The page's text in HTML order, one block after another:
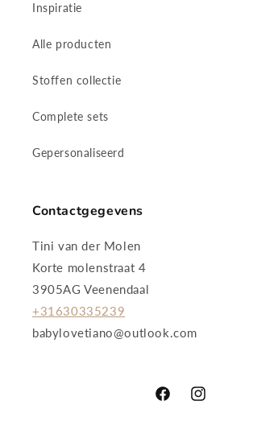
Inspiratie
Alle producten
Stoffen collectie
Complete sets
Gepersonaliseerd
Contactgegevens
Tini van der Molen
Korte molenstraat 4
3905AG Veenendaal
+31630335239
babylovetiano@outlook.com
FacebookInstagram